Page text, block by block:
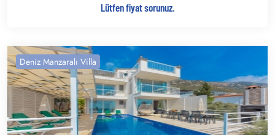
Lütfen fiyat sorunuz.
Deniz Manzaralı Villa